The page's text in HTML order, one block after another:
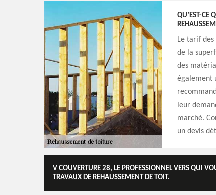
QU’EST-CE
Le tarif
de la
des
également
leur
marché.
un devis
V COUVERTURE 28, LE PROFESSIONNEL VERS QUI
TRAVAUX DE REHAUSSEMENT DE TOIT.